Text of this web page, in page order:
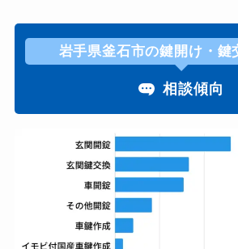
岩手県釜石市の鍵開け・鍵
相談傾向